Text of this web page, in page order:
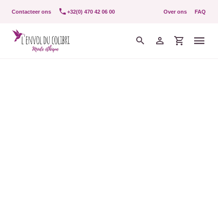
Contacteer ons +32(0) 470 42 06 00 Over ons FAQ